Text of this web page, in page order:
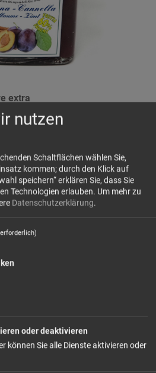
extra
Prise Zimt – perfekt für die
und Konservierungsmittel.
Zimtpulver (0,6%),
auf
100 g
0,01 g
nutzen
Schaltflächen wählen Sie,
kommen; durch den Klick auf
speichern“ erklären Sie, dass Sie
Technologien erlauben. Um mehr zu
Datenschutzerklärung.
oder deaktivieren
können Sie alle Dienste aktivieren oder